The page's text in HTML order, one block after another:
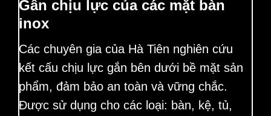
Gân chịu lực của các mặt bàn
inox
Các chuyên gia của Hà Tiên nghiên cứu
kết cấu chịu lực gắn bên dưới bề mặt sản
phẩm, đảm bảo an toàn và vững chắc.
Được sử dụng cho các loại: bàn, kệ, tủ,